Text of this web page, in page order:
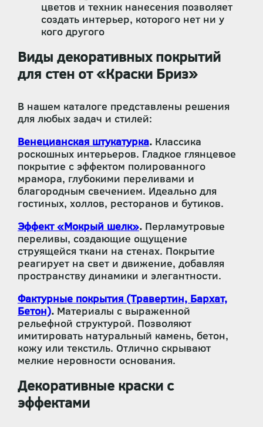
цветов и техник нанесения позволяет
создать интерьер, которого нет ни у
кого другого
Виды декоративных покрытий
для стен от «Краски Бриз»
В нашем каталоге представлены решения
для любых задач и стилей:
Венецианская штукатурка. Классика
роскошных интерьеров. Гладкое глянцевое
покрытие с эффектом полированного
мрамора, глубокими переливами и
благородным свечением. Идеально для
гостиных, холлов, ресторанов и бутиков.
Эффект «Мокрый шелк». Перламутровые
переливы, создающие ощущение
струящейся ткани на стенах. Покрытие
реагирует на свет и движение, добавляя
пространству динамики и элегантности.
Фактурные покрытия (Травертин, Бархат,
Бетон). Материалы с выраженной
рельефной структурой. Позволяют
имитировать натуральный камень, бетон,
кожу или текстиль. Отлично скрывают
мелкие неровности основания.
Декоративные краски с
эффектами